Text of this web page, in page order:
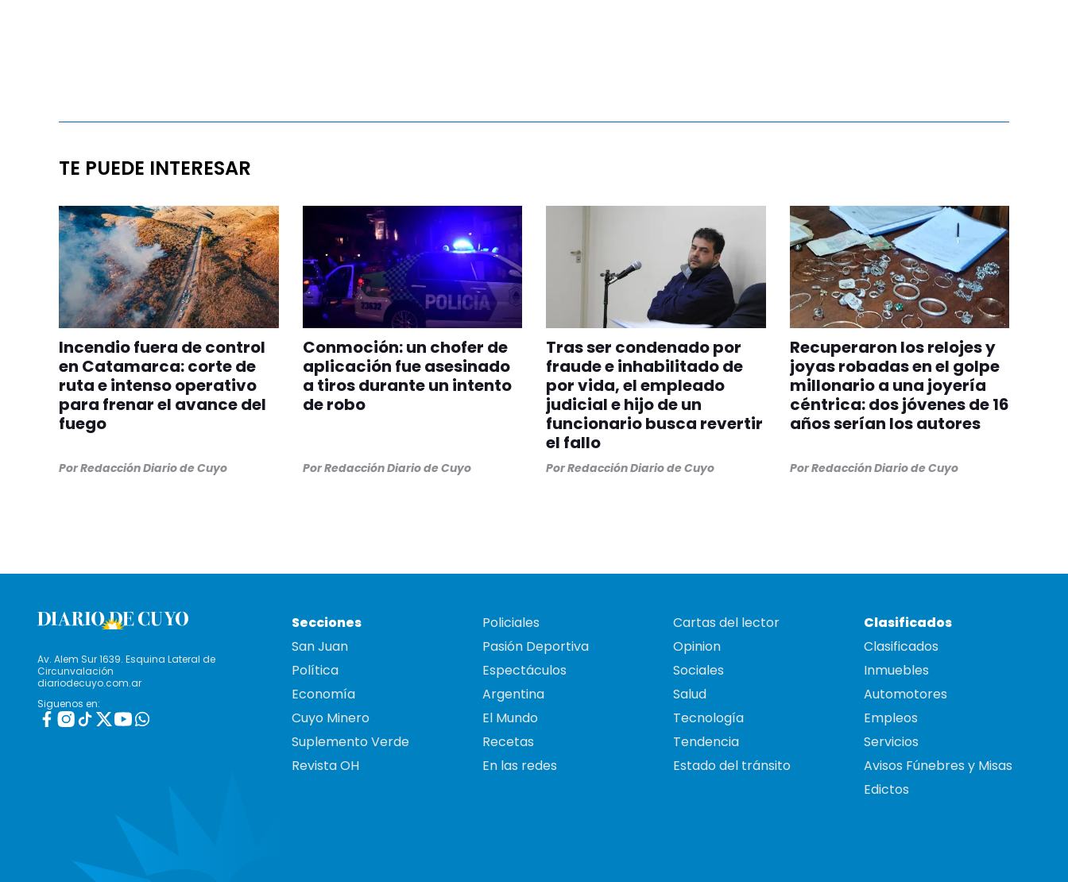
TE PUEDE INTERESAR
Incendio fuera de control
en Catamarca: corte de
ruta e intenso operativo
para frenar el avance del
fuego
PorRedacción Diario de Cuyo
Conmoción: un chofer de
aplicación fue asesinado
a tiros durante un intento
de robo
PorRedacción Diario de Cuyo
Tras ser condenado por
fraude e inhabilitado de
por vida, el empleado
judicial e hijo de un
funcionario busca revertir
el fallo
PorRedacción Diario de Cuyo
Recuperaron los relojes y
joyas robadas en el golpe
millonario a una joyería
céntrica: dos jóvenes de 16
años serían los autores
PorRedacción Diario de Cuyo
Av. Alem Sur 1639. Esquina Lateral de
Circunvalación
diariodecuyo.com.ar
Siguenos en:
Secciones
San Juan
Política
Economía
Cuyo Minero
Suplemento Verde
Revista OH
Policiales
Pasión Deportiva
Espectáculos
Argentina
El Mundo
Recetas
En las redes
Cartas del lector
Opinion
Sociales
Salud
Tecnología
Tendencia
Estado del tránsito
Clasificados
Clasificados
Inmuebles
Automotores
Empleos
Servicios
Avisos Fúnebres y Misas
Edictos